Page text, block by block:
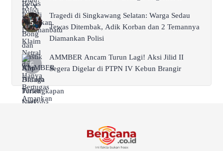
Tragedi di Singkawang Selatan: Warga Sedau
Tewas Ditembak, Adik Korban dan 2 Temannya
Diamankan Polisi
AMMBER Ancam Turun Lagi! Aksi Jilid II
Segera Digelar di PTPN IV Kebun Brangir